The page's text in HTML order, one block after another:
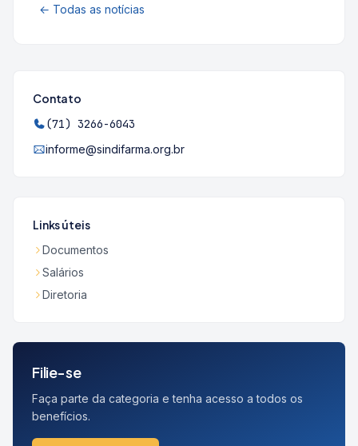
← Todas as notícias
Contato
(71) 3266-6043
informe@sindifarma.org.br
Links úteis
Documentos
Salários
Diretoria
Filie-se
Faça parte da categoria e tenha acesso a todos os
benefícios.